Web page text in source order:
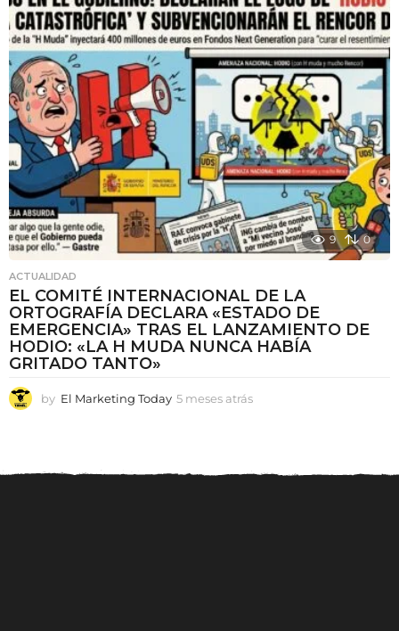
e
s
a
t
r
á
s
9 0
ACTUALIDAD
EL COMITÉ INTERNACIONAL DE LA
ORTOGRAFÍA DECLARA «ESTADO DE
EMERGENCIA» TRAS EL LANZAMIENTO DE
HODIO: «LA H MUDA NUNCA HABÍA
GRITADO TANTO»
by El Marketing Today 5 meses atrás